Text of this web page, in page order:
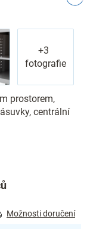
+3
fotografie
Možnosti doručení
prostorem,
centrální